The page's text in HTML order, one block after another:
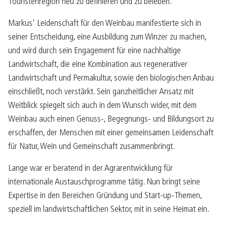
Markus' Leidenschaft für den Weinbau manifestierte sich in
seiner Entscheidung, eine Ausbildung zum Winzer zu machen,
und wird durch sein Engagement für eine nachhaltige
Landwirtschaft, die eine Kombination aus regenerativer
Landwirtschaft und Permakultur, sowie den biologischen Anbau
einschließt, noch verstärkt. Sein ganzheitlicher Ansatz mit
Weitblick spiegelt sich auch in dem Wunsch wider, mit dem
Weinbau auch einen Genuss-, Begegnungs- und Bildungsort zu
erschaffen, der Menschen mit einer gemeinsamen Leidenschaft
für Natur, Wein und Gemeinschaft zusammenbringt.
Lange war er beratend in der Agrarentwicklung für
internationale Austauschprogramme tätig. Nun bringt seine
Expertise in den Bereichen Gründung und Start-up-Themen,
speziell im landwirtschaftlichen Sektor, mit in seine Heimat ein.